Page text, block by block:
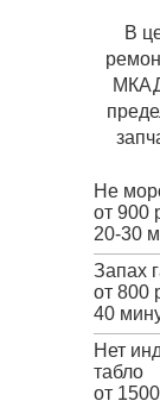
В
МКАД
Не
от 900
20-30
Запах
от 800
40
Нет
табло
от